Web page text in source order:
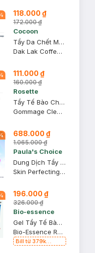
118.000 ₫
172.000 ₫
Cocoon
Tẩy Da Chết Mặt Cocoon Cà Phê Đắk Lắk 150ml
Dak Lak Coffee Face Polish
111.000 ₫
160.000 ₫
Rosette
Tẩy Tế Bào Chết Rosette Thu Nhỏ Lỗ Chân Lông 120g
Gommage Clear Peel
688.000 ₫
1.065.000 ₫
Paula's Choice
Dung Dịch Tẩy Da Chết Paula’s Choice 2% BHA 118ml
Skin Perfecting 2% BHA Liquid
196.000 ₫
326.000 ₫
Bio-essence
Gel Tẩy Tế Bào Chết Bio-essence Dưỡng Da Tươi Trẻ 60g
Bio-Essence Renew Exfoliating Gel
Bill từ 379k